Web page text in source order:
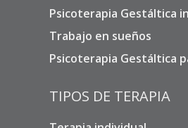
Psicoterapia Gestáltica
Trabajo en sueños
Psicoterapia Gestáltica
TIPOS DE TERAPIA